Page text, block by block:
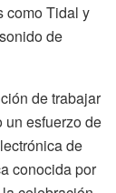
como Tidal y
de
de trabajar
un esfuerzo de
de
conocida por